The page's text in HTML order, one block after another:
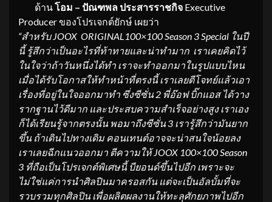
ด้านโอม – ปัณฑพล ประสารราชกิจ Executive
Producer ของโปรเจกต์ยักษ์ เผยว่า
“สำหรับ JOOX ORIGINAL 100×100 Season 3 Special ในปี
นี้ รู้สึกว่าเป็นอะไรที่ท้าทายและน่าทำมาก เราเคยคิดไว้
ในใจว่าถ้าวันหนึ่งได้ทำ เราจะทำออกมาในรูปแบบไหน
เมื่อได้รับโอกาสให้ทำหน้าที่ตรงนี้ เราเลยตีโจทย์แล้วเอา
เรื่องที่อยู่ในใจออกมาทำ ซึ่งซีซั่น 2 พี่อ๊อฟ บิ๊กแอส ได้วาง
รากฐานไว้ดีมาก และประสบความสำเร็จอย่างสูง เราเอง
ก็ได้เรียนรู้จากตรงนั้น พอมาถึงซีซั่น 3 เรารู้สึกว่ามันยาก
ขึ้น ถ้าเดินไปทางเดิม คอนเทนต์อาจจะน่าสนใจน้อยลง
เราเลยฉีกแนวออกมา ตีความให้ JOOX 100×100 Season
3 ที่ถือเป็นโปรเจกต์พิเศษนี้ บียอนด์ขึ้นไปอีก เพราะจะ
ไม่ใช่แค่การนำศิลปินมาครอสกัน แต่จะเป็นอัลบั้มที่จะ
รวบรวมทุกศิลปิน เพื่อผลิตผลงานให้ทะลุศักยภาพไปอีก